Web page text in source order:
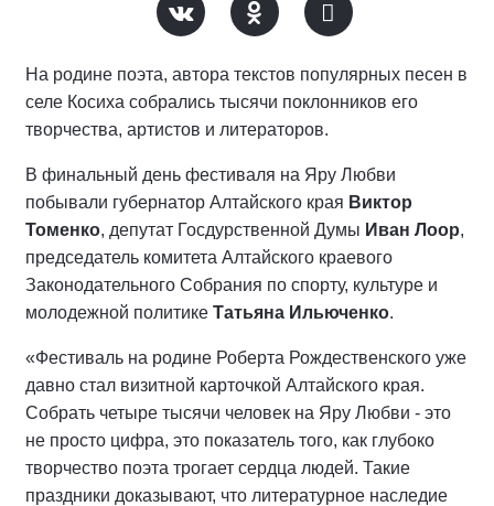
На родине поэта, автора текстов популярных песен в
селе Косиха собрались тысячи поклонников его
творчества, артистов и литераторов.
В финальный день фестиваля на Яру Любви
побывали губернатор Алтайского края Виктор
Томенко, депутат Госдурственной Думы Иван Лоор,
председатель комитета Алтайского краевого
Законодательного Собрания по спорту, культуре и
молодежной политике Татьяна Ильюченко.
«Фестиваль на родине Роберта Рождественского уже
давно стал визитной карточкой Алтайского края.
Собрать четыре тысячи человек на Яру Любви - это
не просто цифра, это показатель того, как глубоко
творчество поэта трогает сердца людей. Такие
праздники доказывают, что литературное наследие